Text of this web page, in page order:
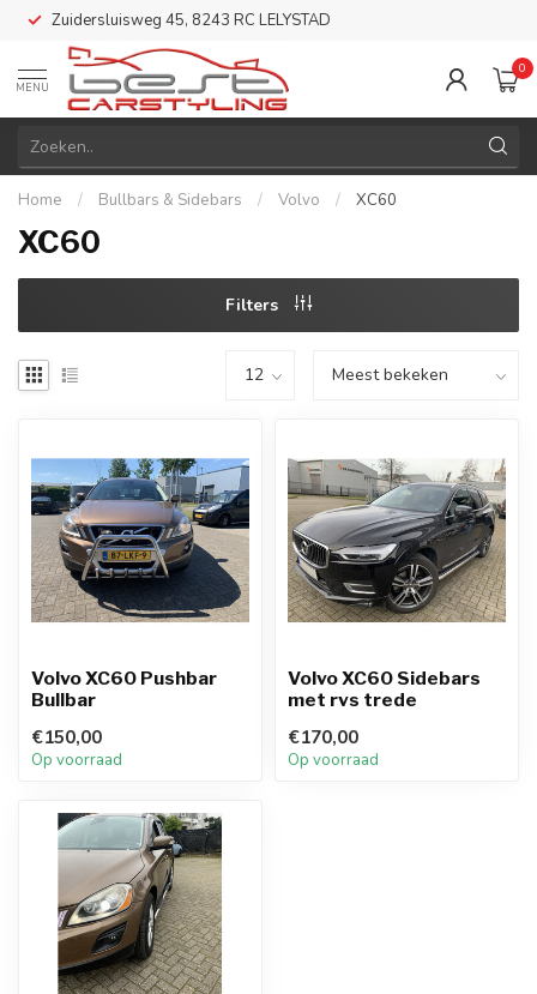
Zuidersluisweg 45, 8243 RC LELYSTAD
MENU
0
Home / Bullbars & Sidebars / Volvo / XC60
XC60
Filters
Volvo XC60 Pushbar
Bullbar
€150,00
Op voorraad
Volvo XC60 Sidebars
met rvs trede
€170,00
Op voorraad